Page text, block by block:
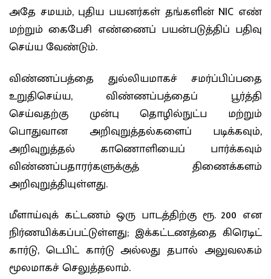
அதே சமயம், புதிய பயனர்கள் தங்களின் NIC எண்
மற்றும் கைபேசி எண்ணைப் பயன்படுத்திப் பதிவு
செய்ய வேண்டும்.
விண்ணப்பத்தை துல்லியமாகச் சமர்ப்பிப்பதை
உறுதிசெய்ய, விண்ணப்பத்தைப் பூர்த்தி
செய்வதற்கு முன்பு தொழில்நுட்ப மற்றும்
பொதுவான அறிவுறுத்தல்களைப் படிக்கவும்,
அறிவுறுத்தல் காணொளியைப் பார்க்கவும்
விண்ணப்பதாரர்களுக்குத் திணைக்களம்
அறிவுறுத்தியுள்ளது.
மீளாய்வுக் கட்டணம் ஒரு பாடத்திற்கு ரூ. 200 என
நிர்ணயிக்கப்பட்டுள்ளது; இக்கட்டணத்தை கிரெடிட்
கார்டு, டெபிட் கார்டு அல்லது தபால் அலுவலகம்
மூலமாகச் செலுத்தலாம்.